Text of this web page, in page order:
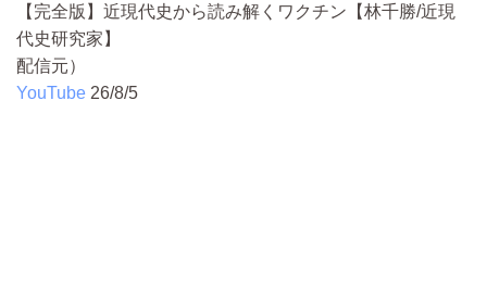
【完全版】近現代史から読み解くワクチン【林千勝/近現
代史研究家】
配信元）
YouTube 26/8/5